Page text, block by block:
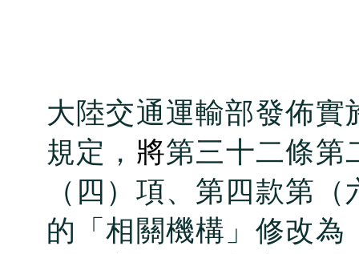
大陸交通運輸部發佈實
規定， 將第三十二條第
（四）項、第四款第
的「相關機構」修改為